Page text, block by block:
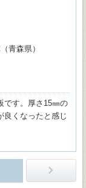
青森県）
です。厚さ15㎜の
良くなったと感じ